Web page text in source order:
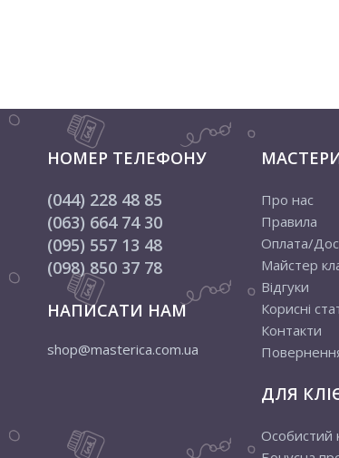
НОМЕР ТЕЛЕФОНУ
(044) 228 48 85
(063) 664 74 30
(095) 557 13 48
(098) 850 37 78
НАПИСАТИ НАМ
shop@masterica.com.ua
Про нас
Правила
Оплата/
Майстер
Відгуки
Корисні
Контакти
ДЛЯ
Особистий